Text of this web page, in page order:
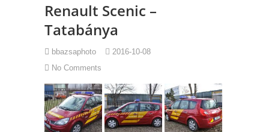
Renault Scenic –
Tatabánya
bbazsaphoto
2016-10-08
No Comments